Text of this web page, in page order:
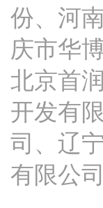
份、河
庆市华
北京首
开发有
司、辽
有限公